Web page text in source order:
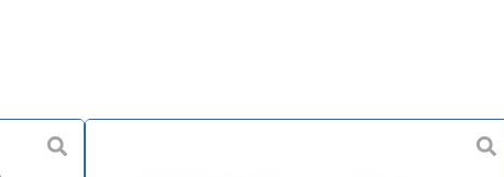
BSPT British